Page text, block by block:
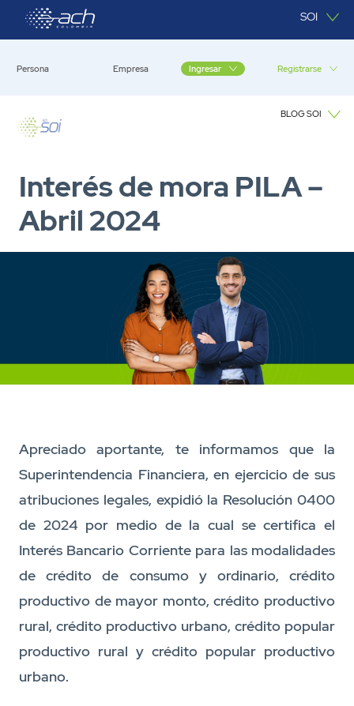
Saltar al contenido principal SOI
Persona Empresa Ingresar Registrarse
BLOG SOI
Interés de mora PILA –
Abril 2024
Apreciado aportante, te informamos que la
Superintendencia Financiera, en ejercicio de sus
atribuciones legales, expidió la Resolución 0400
de 2024 por medio de la cual se certifica el
Interés Bancario Corriente para las modalidades
de crédito de consumo y ordinario, crédito
productivo de mayor monto, crédito productivo
rural, crédito productivo urbano, crédito popular
productivo rural y crédito popular productivo
urbano.